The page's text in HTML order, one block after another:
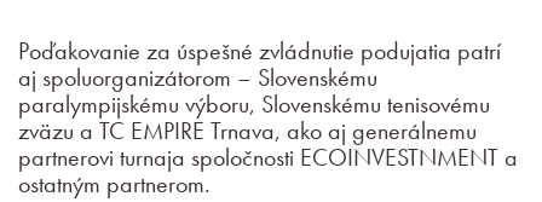
Poďakovanie za úspešné zvládnutie podujatia patrí
aj spoluorganizátorom – Slovenskému
paralympijskému výboru, Slovenskému tenisovému
zväzu a TC EMPIRE Trnava, ako aj generálnemu
partnerovi turnaja spoločnosti ECOINVESTNMENT a
ostatným partnerom.